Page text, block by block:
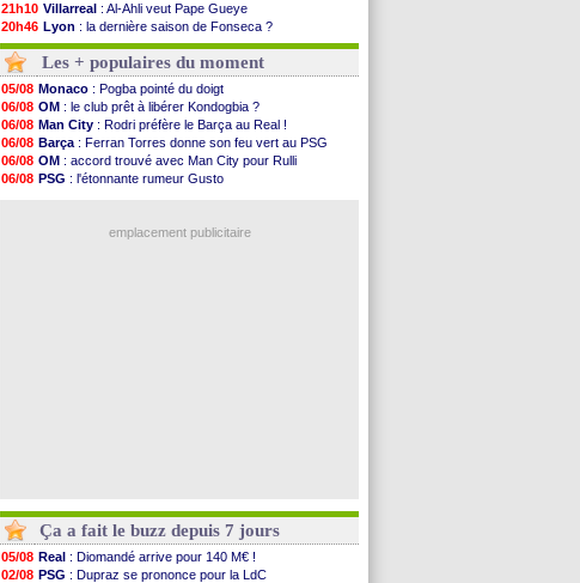
21h10 Villarreal : Al-Ahli veut Pape Gueye
20h46 Lyon : la dernière saison de Fonseca ?
20h30 OM: un nouveau prétendant pour Højbjerg
20h01
Brest: un gardien norvégien en approche ?
19h18 OM: McCourt a versé 120 M€ en 2026
19h09
PSG: 4 retours dans le groupe face à Man Utd ...
18h48
Nice: Kevin Carlos va partir en Italie
18h37
L1: prison avec sursis requis contre un arbitre
18h29
Leganés: c'est signé pour Luca Zidane (off.)
17h58
Atletico: Ruggeri en route pour Aston Villa
17h46
Monaco: Filipe Luis soutient Biereth
: Naples vise Gabriel Jesus
Les + populaires du moment
05/08 Monaco : Pogba pointé du doigt
06/08 OM : le club prêt à libérer Kondogbia ?
06/08 Man City : Rodri préfère le Barça au Real !
06/08 Barça : Ferran Torres donne son feu vert au PSG
06/08 OM : accord trouvé avec Man City pour Rulli
06/08 PSG : l'étonnante rumeur Gusto
emplacement publicitaire
Ça a fait le buzz depuis 7 jours
05/08 Real : Diomandé arrive pour 140 M€ !
02/08 PSG : Dupraz se prononce pour la LdC